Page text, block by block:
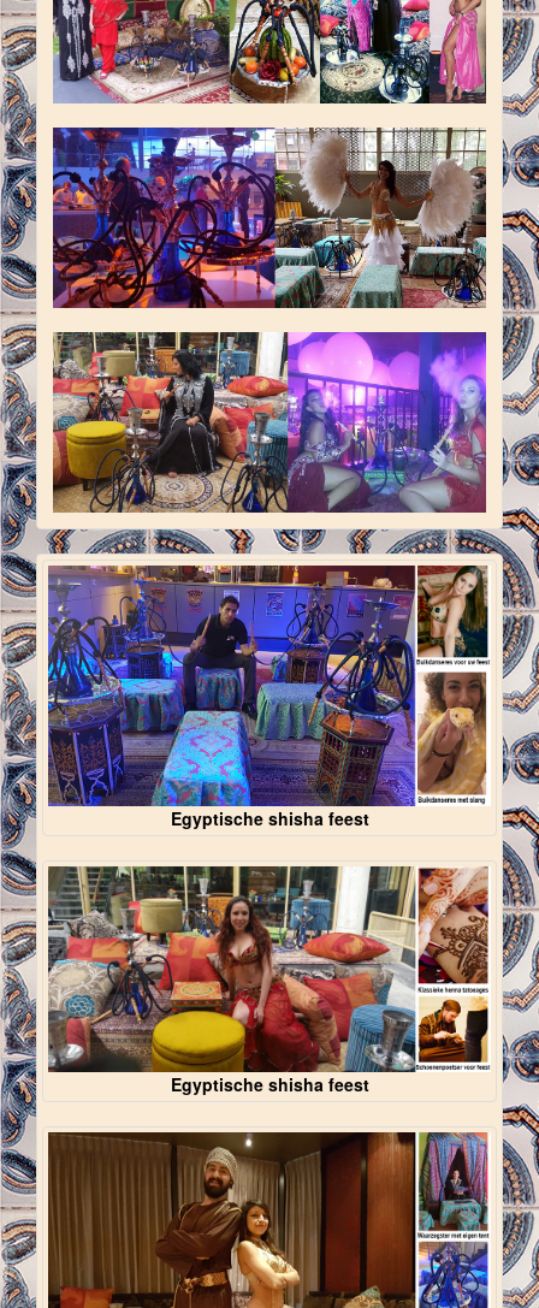
Egyptische shisha feest
Egyptische shisha feest